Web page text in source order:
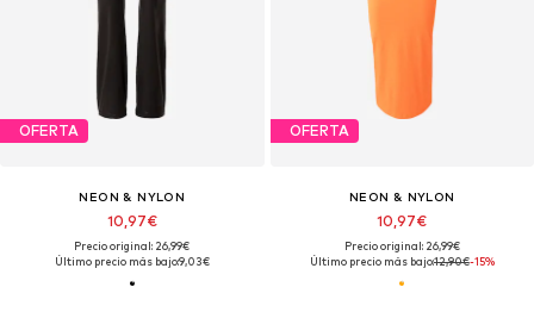
OFERTA
NEON & NYLON
10,97€
Precio original: 26,99€
Último precio más bajo:9,03€
OFERTA
NEON & NYLON
10,97€
Precio original: 26,99€
Último precio más bajo:12,90€-15%